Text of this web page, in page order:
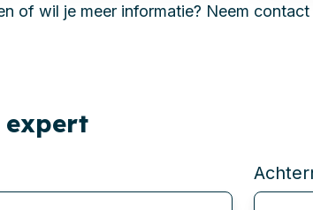
of wil je meer informatie? Neem
expert